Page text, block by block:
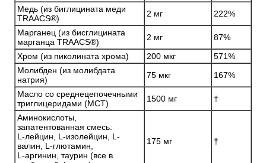
Медь (из биглицината меди
TRAACS®)
2 мг
222%
Марганец (из бисглицината
марганца TRAACS®)
2 мг
87%
Хром (из пиколината хрома)
200 мкг
571%
Молибден (из молибдата
натрия)
75 мкг
167%
Масло со среднецепочечными
триглицеридами (MCT)
1500 мг
†
Аминокислоты,
запатентованная смесь:
L-лейцин, L-изолейцин, L-
валин, L-глютамин,
L-аргинин, таурин (все в
175 мг †